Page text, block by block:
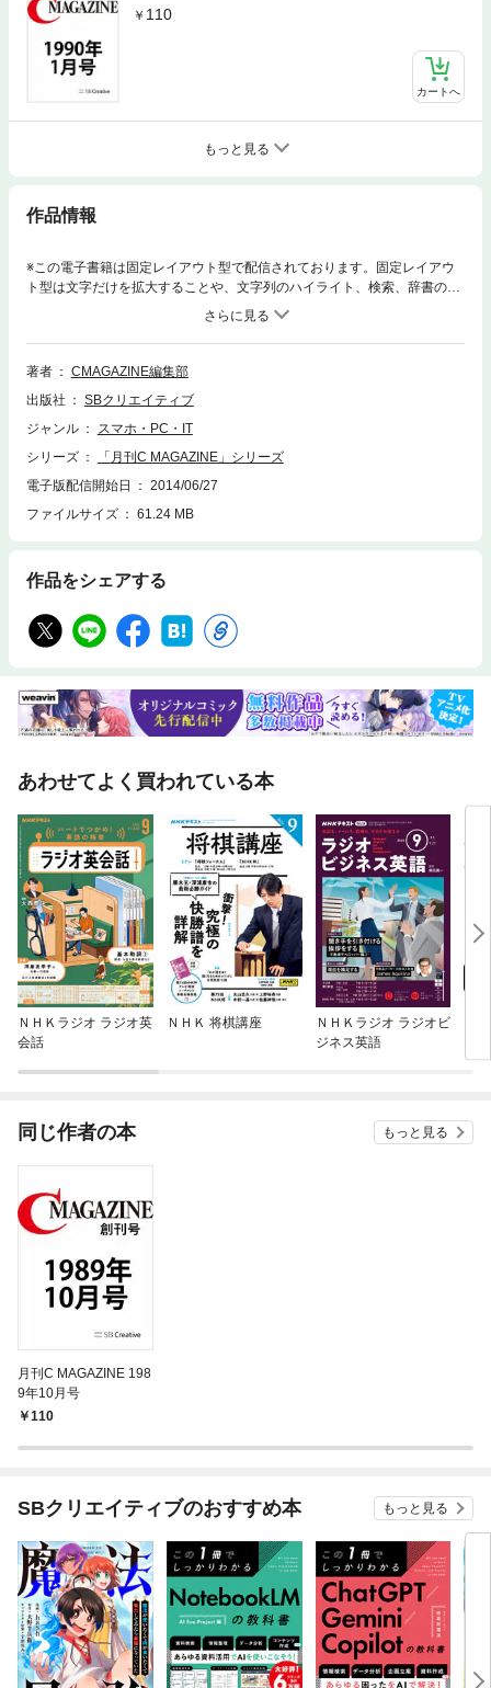
110
カートへ
もっと見る
作品情報
※この電子書籍は固定レイアウト型で配信されております。固定レイアウ
ト型は文字だけを拡大することや、文字列のハイライト、検索、辞書の参
照、引用などの機能が使用できません。※この電子書籍は紙の印刷物をス
キャンしたデータを格納した「まるまるC MAGAZINE COMPLETE for DV
D」(2006年発売)を元に制作されております。発行年度によっては汚れ、
カスレ、カスミ、ズレ、黄ばみなどがあります。必ず立ち読みファイル
入ください。創刊号の1989年10月号から最終号となる2006年4月号ま
で、全199号が発行されたプログラミング技術情報誌『月刊C MAGAZIN
集】LANプログラミング入門※復刻版のため誌面に掲載されている各種情
報、プレゼント企画などは出版当時のものです。また、付録は含まれてお
著者
CMAGAZINE編集部
出版社
SBクリエイティブ
ジャンル
スマホ・PC・IT
シリーズ
「月刊C MAGAZINE」シリーズ
電子版配信開始日
2014/06/27
ファイルサイズ
61.24 MB
作品をシェアする
あわせてよく買われている本
ＮＨＫラジオ ラジオ英
会話
ＮＨＫ 将棋講座
ＮＨＫラジオ ラジオビ
ジネス英語
同じ作者の本 もっと見る
月刊C MAGAZINE 198
9年10月号
110
SBクリエイティブのおすすめ本 もっと見る